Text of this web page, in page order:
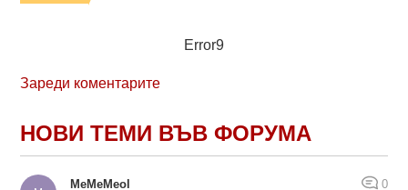
Error9
Зареди коментарите
НОВИ ТЕМИ ВЪВ ФОРУМА
MeMeMeol 0